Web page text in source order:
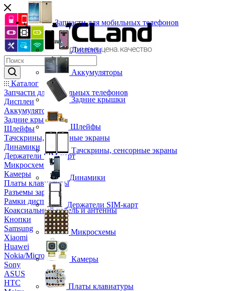
Каталог
Запчасти для мобильных телефонов
Дисплеи
Аккумуляторы
Задние крышки
Шлейфы
Тачскрины, сенсорные экраны
Динамики
Держатели SIM-карт
Микросхемы
Камеры
Платы клавиатуры
Разъемы зарядки
Рамки дисплея
Коаксиальный кабель и антенны
Кнопки
Samsung
Xiaomi
Huawei
Nokia/Microsoft
Sony
ASUS
HTC
Запчасти для мобильных телефонов
Дисплеи
Аккумуляторы
Задние крышки
Шлейфы
Тачскрины, сенсорные экраны
Динамики
Держатели SIM-карт
Микросхемы
Камеры
Платы клавиатуры